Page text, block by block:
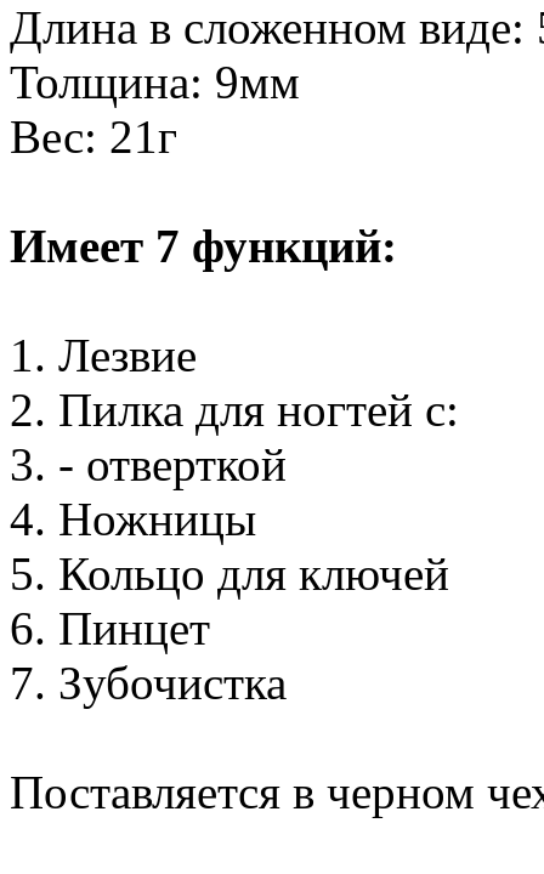
Длина в сложенном
Толщина: 9мм
Вес: 21г
Имеет 7 функций:
1. Лезвие
2. Пилка для ногтей с:
3. - отверткой
4. Ножницы
5. Кольцо для ключей
6. Пинцет
7. Зубочистка
Поставляется в черном